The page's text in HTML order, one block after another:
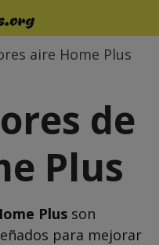
aire Home Plus
de
Plus
Plus son
para mejorar